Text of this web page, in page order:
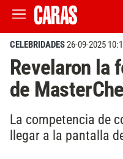
CELEBRIDADES26-09-2025
Revelaron la
de
La competencia de
llegar a la pantalla